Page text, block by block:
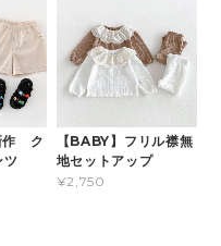
作 ク
ツ
【BABY】フリル襟無
地セットアップ
¥2,750